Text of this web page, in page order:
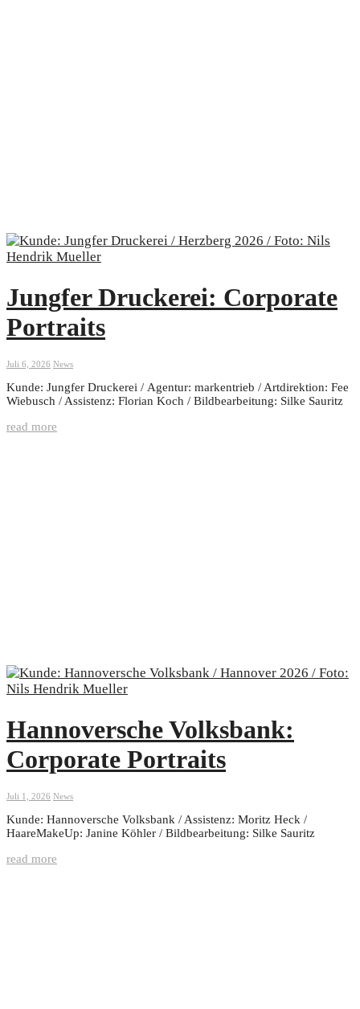
Jungfer Druckerei: Corporate
Portraits
Juli 6, 2026 News
Kunde: Jungfer Druckerei / Agentur: markentrieb / Artdirektion: Fee
Wiebusch / Assistenz: Florian Koch / Bildbearbeitung: Silke Sauritz
read more
Hannoversche Volksbank:
Corporate Portraits
Juli 1, 2026 News
Kunde: Hannoversche Volksbank / Assistenz: Moritz Heck /
HaareMakeUp: Janine Köhler / Bildbearbeitung: Silke Sauritz
read more